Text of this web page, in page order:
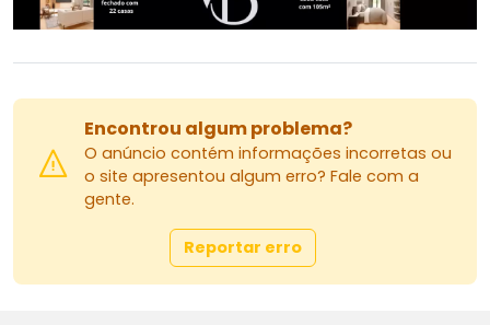
Encontrou algum problema?
O anúncio contém informações incorretas ou
o site apresentou algum erro? Fale com a
gente.
Reportar erro